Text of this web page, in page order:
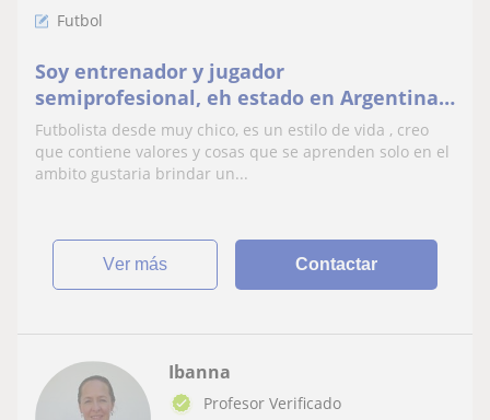
Futbol
Soy entrenador y jugador
semiprofesional, eh estado en Argentina ,
Bolivia y ahora por España queriendo
brindar mi experiencia futbolistica a
personas que quieran compartir esta
Futbolista desde muy chico, es un estilo de vida , creo
que contiene valores y cosas que se aprenden solo en el
ambito gustaria brindar un...
ver más Contactar
Ibanna
Profesor Verificado